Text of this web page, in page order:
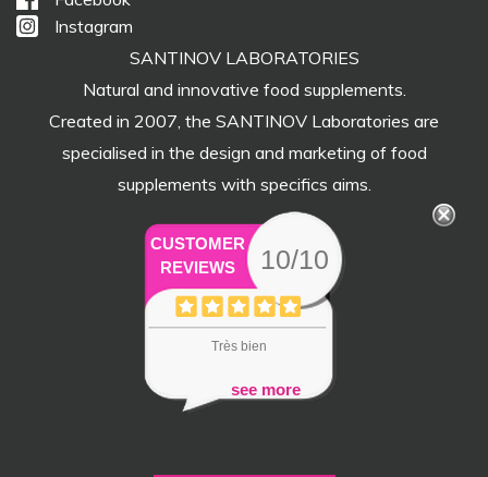
Instagram
SANTINOV LABORATORIES
Natural and innovative food supplements.
Created in 2007, the SANTINOV Laboratories are
specialised in the design and marketing of food
supplements with specifics aims.
CUSTOMER
REVIEWS
10/10
Très bien
see more